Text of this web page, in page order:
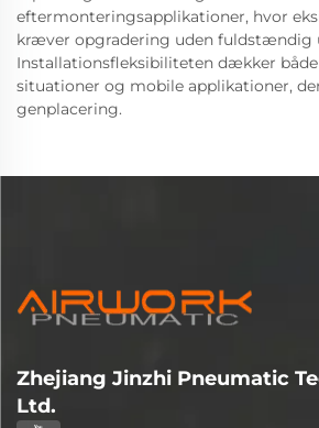
eftermonteringsapplikationer, hvor
kræver opgradering uden fuldstændig
Installationsfleksibiliteten dækker
situationer og mobile applikationer,
genplacering.
Zhejiang Jinzhi Pneumatic
Ltd.